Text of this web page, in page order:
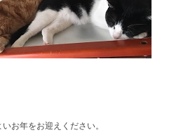
お年をお迎えください。